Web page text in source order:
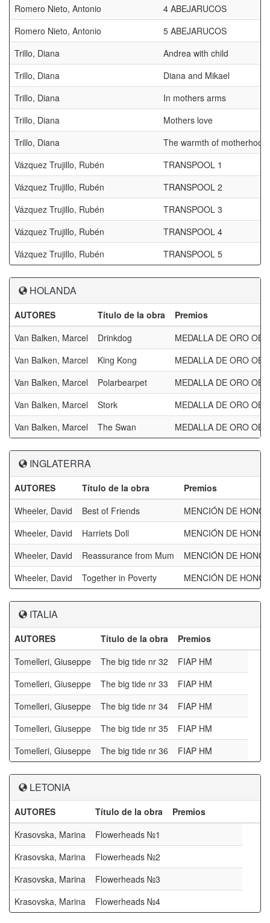
Romero Nieto, Antonio
4 ABEJARUCOS
Romero Nieto, Antonio
5 ABEJARUCOS
Trillo, Diana
Andrea with child
Trillo, Diana
Diana and Mikael
Trillo, Diana
In mothers arms
Trillo, Diana
Mothers love
Trillo, Diana
The warmth of motherhood
Vázquez Trujillo, Rubén
TRANSPOOL 1
Vázquez Trujillo, Rubén
TRANSPOOL 2
Vázquez Trujillo, Rubén
TRANSPOOL 3
Vázquez Trujillo, Rubén
TRANSPOOL 4
Vázquez Trujillo, Rubén
TRANSPOOL 5
HOLANDA
AUTORES Título de la obra
Premios
Van Balken, Marcel
Drinkdog
MEDALLA DE ORO
Van Balken, Marcel
King Kong
MEDALLA DE ORO
Van Balken, Marcel
Polarbearpet
MEDALLA DE ORO
Van Balken, Marcel
Stork
MEDALLA DE ORO
Van Balken, Marcel
The Swan MEDALLA DE ORO
INGLATERRA
AUTORES Título de la obra
Premios
Wheeler, David
Best of Friends
MENCIÓN DE
Wheeler, David
Harriets Doll
MENCIÓN DE
Wheeler, David
Reassurance from Mum
MENCIÓN DE
Wheeler, David
Together in Poverty MENCIÓN DE
ITALIA
AUTORES Título de la obra
Premios
Tomelleri, Giuseppe
The big tide nr 32
FIAP HM
Tomelleri, Giuseppe
The big tide nr 33
FIAP HM
Tomelleri, Giuseppe
The big tide nr 34
FIAP HM
Tomelleri, Giuseppe
The big tide nr 35
FIAP HM
Tomelleri, Giuseppe
The big tide nr 36 FIAP HM
LETONIA
AUTORES Título de la obra
Premios
Krasovska, Marina
Flowerheads №1
Krasovska, Marina
Flowerheads №2
Krasovska, Marina
Flowerheads №3
Krasovska, Marina
Flowerheads №4